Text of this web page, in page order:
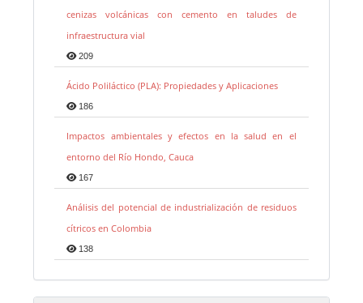
cenizas volcánicas con cemento en taludes de
infraestructura vial
209
Ácido Poliláctico (PLA): Propiedades y Aplicaciones
186
Impactos ambientales y efectos en la salud en el
entorno del Río Hondo, Cauca
167
Análisis del potencial de industrialización de residuos
cítricos en Colombia
138